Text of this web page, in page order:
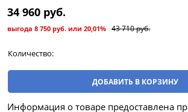
43 710 руб.
34 960 руб.
выгода 8 750 руб. или 20,01%
Количество:
ДОБАВИТЬ В КОРЗИНУ
Информация о товаре предоставлена